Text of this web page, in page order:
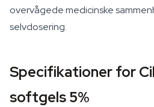
overvågede medicinske
selvdosering.
Specifikationer for
softgels 5%